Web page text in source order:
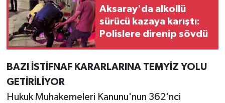
Aksaray'da alkollü
sürücü kazaya karıştı:
Polislere direnip sövdü
BAZI İSTİFNAF KARARLARINA TEMYİZ YOLU
GETİRİLİYOR
Hukuk Muhakemeleri Kanunu'nun 362'nci